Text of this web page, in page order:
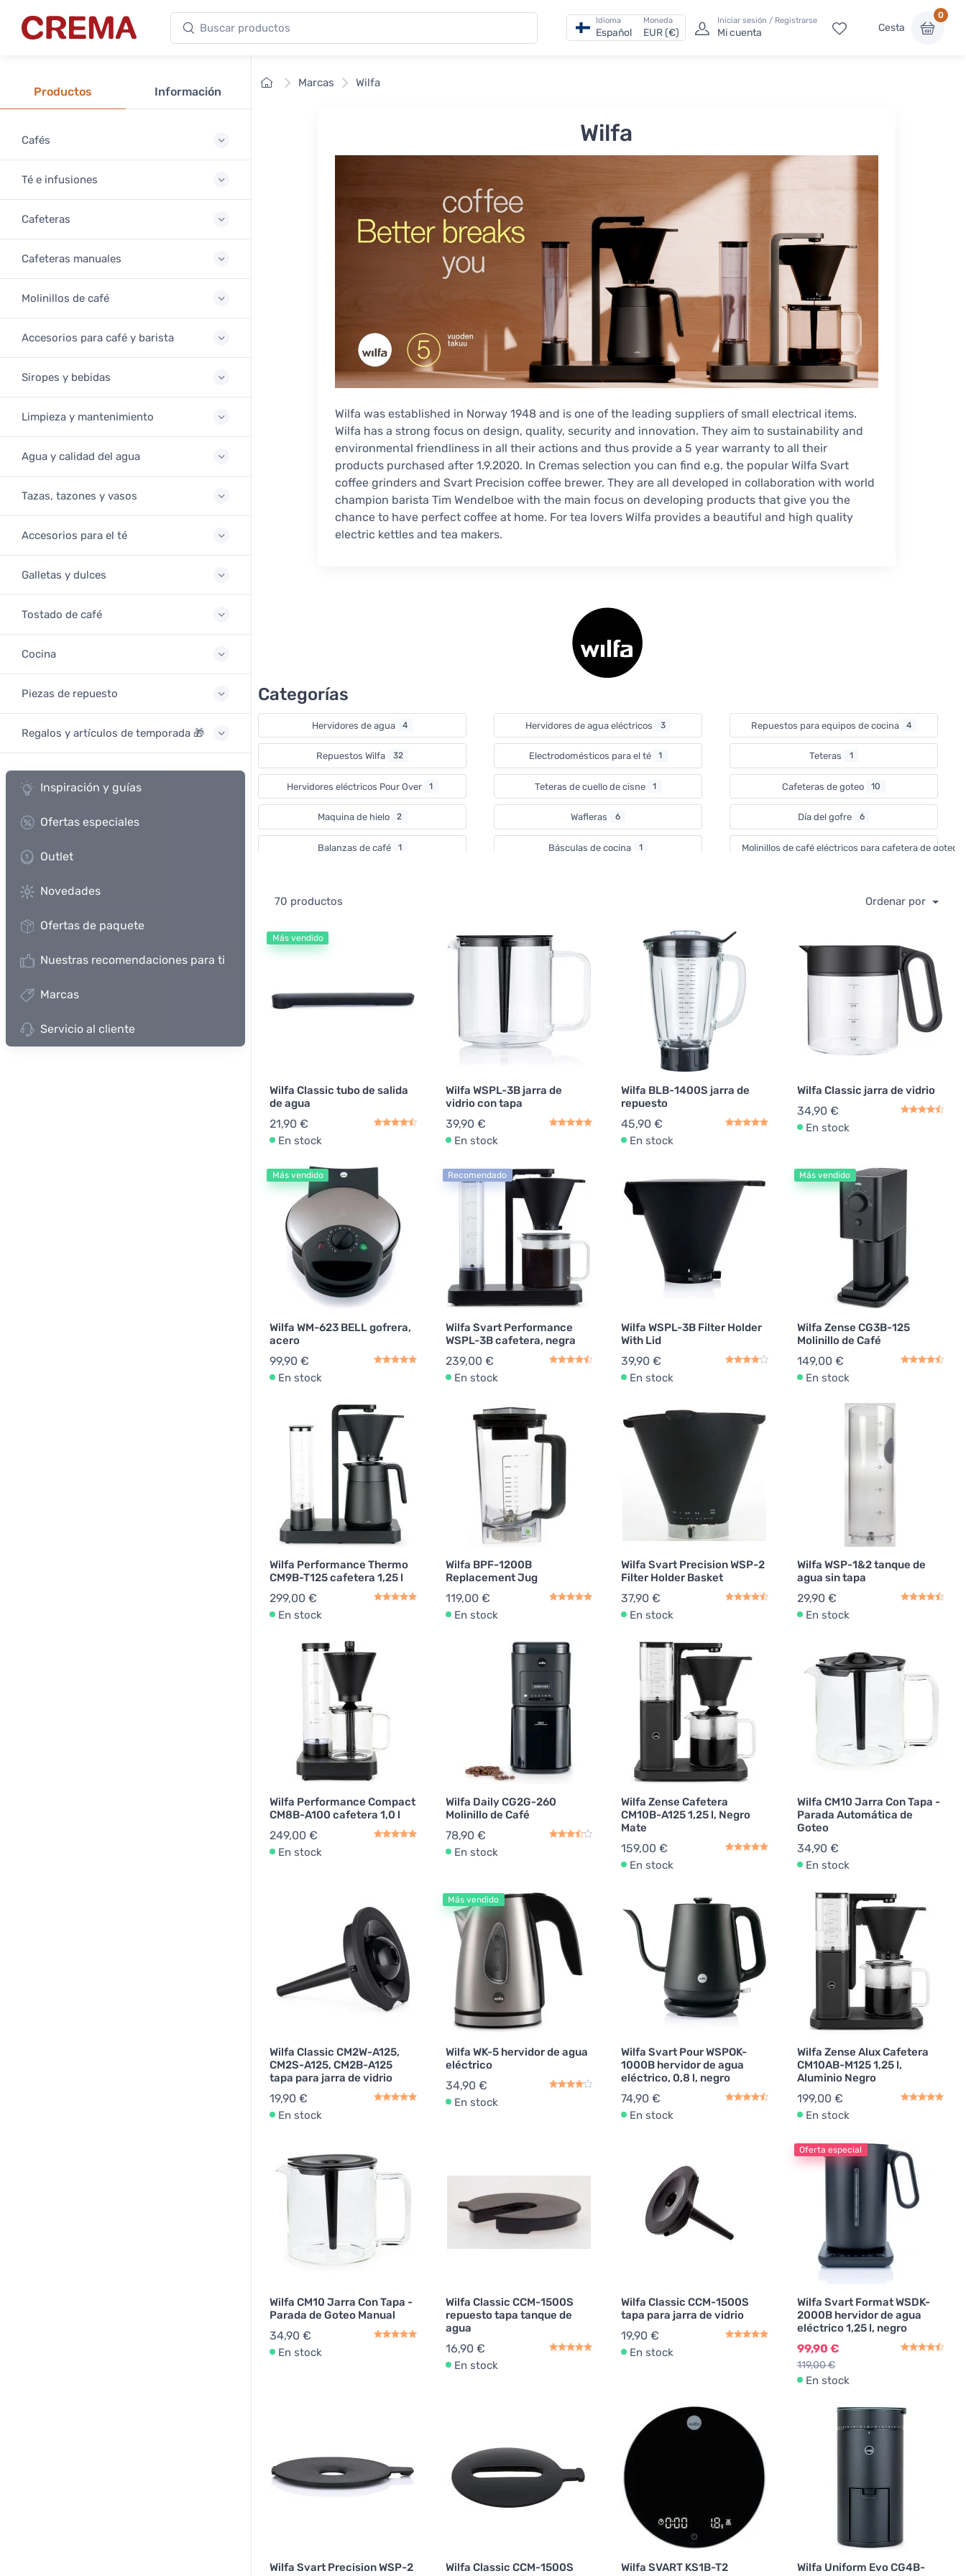
Crema Buscar productos Idioma
Español
Moneda
EUR (€)
Iniciar sesión / Registrarse
Mi cuenta Cesta
0
Productos Información
Cafés
Té e infusiones
Cafeteras
Cafeteras manuales
Molinillos de café
Accesorios para café y barista
Siropes y bebidas
Limpieza y mantenimiento
Agua y calidad del agua
Tazas, tazones y vasos
Accesorios para el té
Galletas y dulces
Tostado de café
Cocina
Piezas de repuesto
Regalos y artículos de temporada 🎁
Inspiración y guías
Ofertas especiales
Outlet
Novedades
Ofertas de paquete
Nuestras recomendaciones para ti
Marcas
Servicio al cliente
InicioMarcas Wilfa
Wilfa
Wilfa was established in Norway 1948 and is one of the leading suppliers of small electrical items.
Wilfa has a strong focus on design, quality, security and innovation. They aim to sustainability and
environmental friendliness in all their actions and thus provide a 5 year warranty to all their
products purchased after 1.9.2020. In Cremas selection you can find e.g. the popular Wilfa Svart
coffee grinders and Svart Precision coffee brewer. They are all developed in collaboration with world
champion barista Tim Wendelboe with the main focus on developing products that give you the
chance to have perfect coffee at home. For tea lovers Wilfa provides a beautiful and high quality
electric kettles and tea makers.
Categorías
Hervidores de agua 4 Hervidores de agua eléctricos 3 Repuestos para equipos de cocina 4
Repuestos Wilfa 32 Electrodomésticos para el té 1 Teteras 1
Hervidores eléctricos Pour Over 1 Teteras de cuello de cisne 1 Cafeteras de goteo 10
Maquina de hielo 2 Wafleras 6 Día del gofre 6
Balanzas de café 1 Básculas de cocina 1 Molinillos de café eléctricos para cafetera de goteo
Molinillos de café eléctricos para cafetera espresso
70 productos Ordenar por
Más vendido
Wilfa Classic tubo de salida
de agua
21,90 €
En stock
Wilfa WSPL-3B jarra de
vidrio con tapa
39,90 €
En stock
Wilfa BLB-1400S jarra de
repuesto
45,90 €
En stock
Wilfa Classic jarra de vidrio
34,90 €
En stock
Más vendido
Wilfa WM-623 BELL gofrera,
acero
99,90 €
En stock
Recomendado
Wilfa Svart Performance
WSPL-3B cafetera, negra
239,00 €
En stock
Wilfa WSPL-3B Filter Holder
With Lid
39,90 €
En stock
Más vendido
Wilfa Zense CG3B-125
Molinillo de Café
149,00 €
En stock
Wilfa Performance Thermo
CM9B-T125 cafetera 1,25 l
299,00 €
En stock
Wilfa BPF-1200B
Replacement Jug
119,00 €
En stock
Wilfa Svart Precision WSP-2
Filter Holder Basket
37,90 €
En stock
Wilfa WSP-1&2 tanque de
agua sin tapa
29,90 €
En stock
Wilfa Performance Compact
CM8B-A100 cafetera 1,0 l
249,00 €
En stock
Wilfa Daily CG2G-260
Molinillo de Café
78,90 €
En stock
Wilfa Zense Cafetera
CM10B-A125 1,25 l, Negro
Mate
159,00 €
En stock
Wilfa CM10 Jarra Con Tapa -
Parada Automática de
Goteo
34,90 €
En stock
Wilfa Classic CM2W-A125,
CM2S-A125, CM2B-A125
tapa para jarra de vidrio
19,90 €
En stock
Más vendido
Wilfa WK-5 hervidor de agua
eléctrico
34,90 €
En stock
Wilfa Svart Pour WSPOK-
1000B hervidor de agua
eléctrico, 0,8 l, negro
74,90 €
En stock
Wilfa Zense Alux Cafetera
CM10AB-M125 1,25 l,
Aluminio Negro
199,00 €
En stock
Wilfa CM10 Jarra Con Tapa -
Parada de Goteo Manual
34,90 €
En stock
Wilfa Classic CCM-1500S
repuesto tapa tanque de
agua
16,90 €
En stock
Wilfa Classic CCM-1500S
tapa para jarra de vidrio
19,90 €
En stock
Oferta especial
Wilfa Svart Format WSDK-
2000B hervidor de agua
eléctrico 1,25 l, negro
99,90 €
119,00 €
En stock
Wilfa Svart Precision WSP-2
Wilfa Classic CCM-1500S
Wilfa SVART KS1B-T2
Wilfa Uniform Evo CG4B-